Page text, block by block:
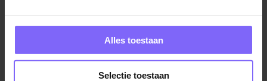
Alles toestaan
Selectie toestaan
Stichting Philadelphia Zorg